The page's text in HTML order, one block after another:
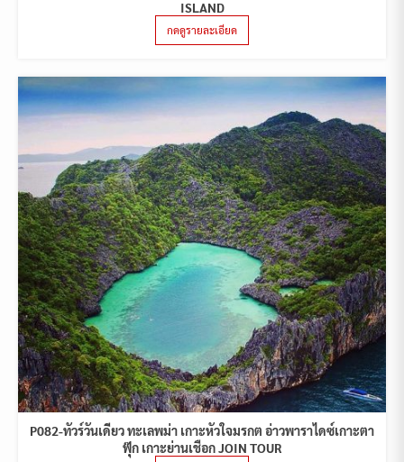
ISLAND
กดดูรายละเอียด
P082-ทัวร์วันเดียว ทะเลพม่า เกาะหัวใจมรกต อ่าวพาราไดซ์เกาะตา
ฟุ๊ก เกาะย่านเชือก JOIN TOUR